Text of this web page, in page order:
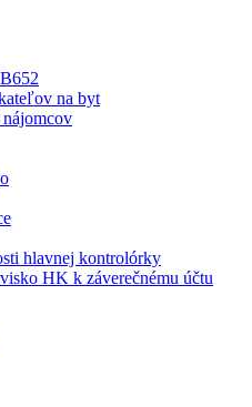
na byt
hlavnej kontrolórky
HK k záverečnému účtu